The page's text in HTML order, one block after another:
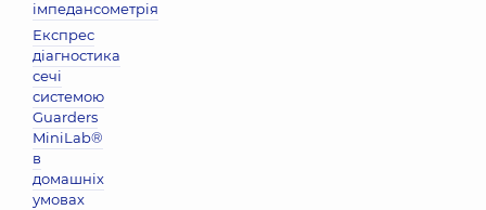
імпедансометрія
Експрес
діагностика
сечі
системою
Guarders
MiniLab®
в
домашніх
умовах